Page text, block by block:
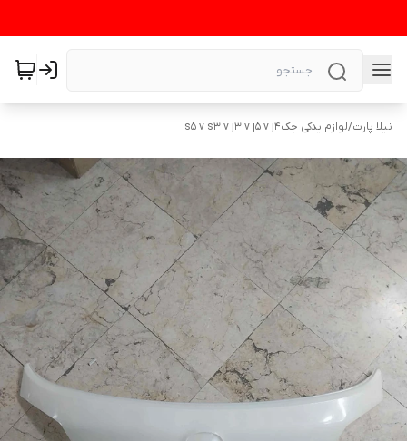
نیلا پارت/لوازم یدکی جکs5 v s3 v j3 v j5 v j4